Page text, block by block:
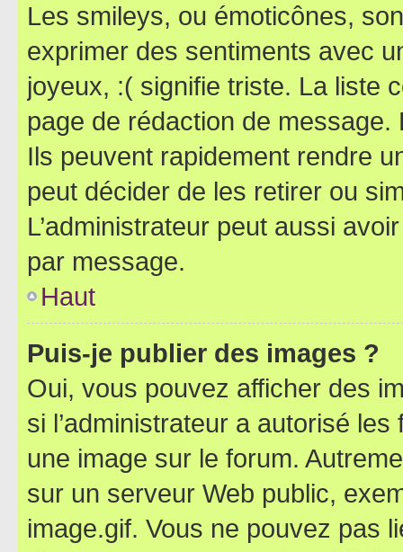
Les smileys, ou émoticônes,
exprimer des sentiments avec
joyeux, :( signifie triste. La liste
page de rédaction de
Ils peuvent rapidement rendre
peut décider de les retirer ou
L’administrateur peut aussi
par message.
Haut
Puis-je publier des images ?
Oui, vous pouvez afficher des
si l’administrateur a autorisé
une image sur le forum.
sur un serveur Web public,
image.gif. Vous ne pouvez pas